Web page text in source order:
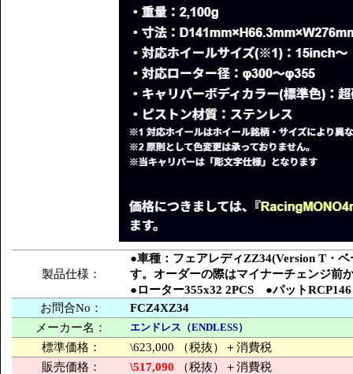
製品仕様：
●車種：フェアレディZZ34(Version T・
す。オーダーの際はマイナーチェンジ
●ローター355x32 2PCS ●パットRCP146
お問合No：
FCZ4XZ34
メーカー名：
エンドレス（ENDLESS）
標準価格：
\623,000 （税抜）＋消費税
販売価格：
\517,090 （税抜）＋消費税